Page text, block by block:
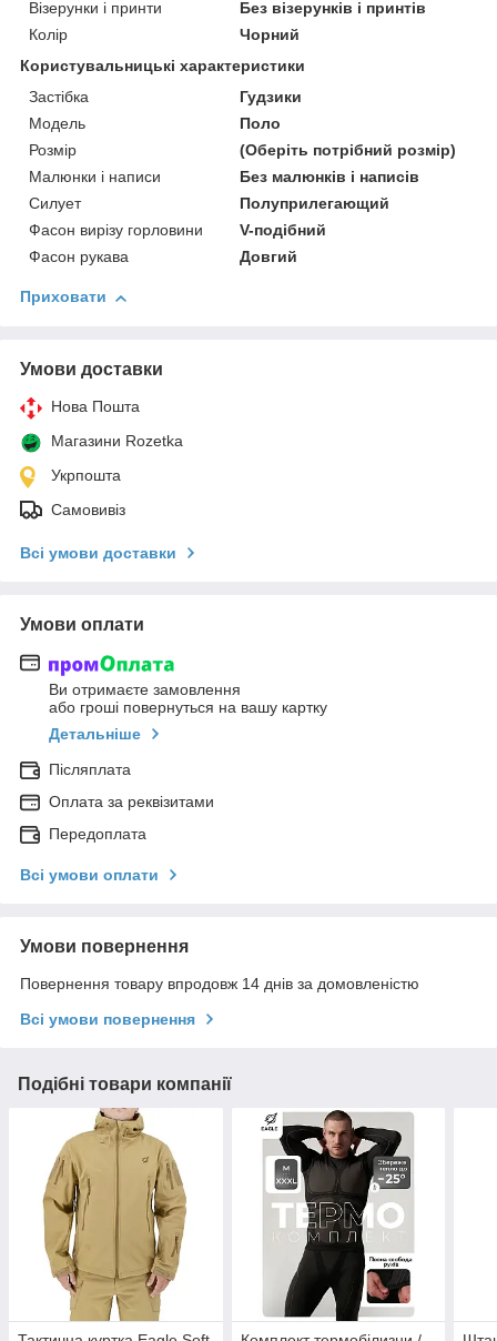
Візерунки і принти
Без візерунків і принтів
Колір
Чорний
Користувальницькі характеристики
Застібка
Гудзики
Модель
Поло
Розмір
(Оберіть потрібний розмір)
Малюнки і написи
Без малюнків і написів
Силует
Полуприлегающий
Фасон вирізу горловини
V-подібний
Фасон рукава
Довгий
Приховати
Умови доставки
Нова Пошта
Магазини Rozetka
Укрпошта
Самовивіз
Всі умови доставки
Умови оплати
Ви отримаєте замовлення
або гроші повернуться на вашу картку
Детальніше
Післяплата
Оплата за реквізитами
Передоплата
Всі умови оплати
Умови повернення
Повернення товару впродовж 14 днів за домовленістю
Всі умови повернення
Подібні товари компанії